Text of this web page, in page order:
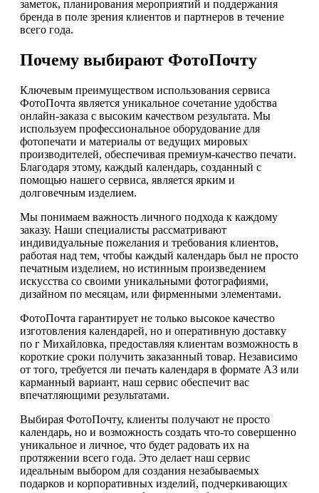
заметок, планирования мероприятий и поддержания
бренда в поле зрения клиентов и партнеров в течение
всего года.
Почему выбирают ФотоПочту
Ключевым преимуществом использования сервиса
ФотоПочта является уникальное сочетание удобства
онлайн-заказа с высоким качеством результата. Мы
используем профессиональное оборудование для
фотопечати и материалы от ведущих мировых
производителей, обеспечивая премиум-качество печати.
Благодаря этому, каждый календарь, созданный с
помощью нашего сервиса, является ярким и
долговечным изделием.
Мы понимаем важность личного подхода к каждому
заказу. Наши специалисты рассматривают
индивидуальные пожелания и требования клиентов,
работая над тем, чтобы каждый календарь был не просто
печатным изделием, но истинным произведением
искусства со своими уникальными фотографиями,
дизайном по месяцам, или фирменными элементами.
ФотоПочта гарантирует не только высокое качество
изготовления календарей, но и оперативную доставку
по г Михайловка, предоставляя клиентам возможность в
короткие сроки получить заказанный товар. Независимо
от того, требуется ли печать календаря в формате А3 или
карманный вариант, наш сервис обеспечит вас
впечатляющими результатами.
Выбирая ФотоПочту, клиенты получают не просто
календарь, но и возможность создать что-то совершенно
уникальное и личное, что будет радовать их на
протяжении всего года. Это делает наш сервис
идеальным выбором для создания незабываемых
подарков и корпоративных изделий, подчеркивающих